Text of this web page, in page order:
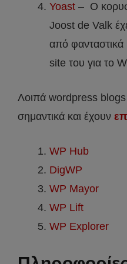
Yoast – Ο
Joost de Valk
από
site του για το
Λοιπά wordpress blogs
σημαντικά και έχουν
WP Hub
DigWP
WP Mayor
WP Lift
WP Explorer